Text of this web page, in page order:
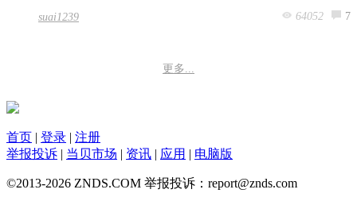
suai1239 64052 7
更多...
首页 | 登录 | 注册
举报投诉 | 当贝市场 | 资讯 | 应用 | 电脑版
©2013-2026 ZNDS.COM 举报投诉：report@znds.com